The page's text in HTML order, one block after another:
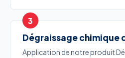
Dégraissage chimique
Application de notre produit